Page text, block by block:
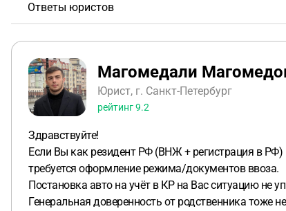
Ответы юристов
Магомедали
Юрист, г. Санкт-Петербург
рейтинг9.2
Здравствуйте!
Если Вы как резидент РФ (ВНЖ + регистрация в
требуется оформление режима/документов ввоза.
Постановка авто на учёт в КР на Вас ситуацию не
Генеральная доверенность от родственника тоже